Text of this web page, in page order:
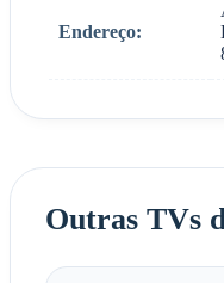
Endereço:
Outras TVs